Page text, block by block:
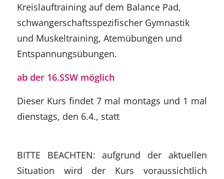
Kreislauftraining auf dem Balance Pad,
schwangerschaftsspezifischer Gymnastik
und Muskeltraining, Atemübungen und
Entspannungsübungen.
ab der 16.SSW möglich
Dieser Kurs findet 7 mal montags und 1 mal
dienstags, den 6.4., statt
BITTE BEACHTEN: aufgrund der aktuellen
Situation wird der Kurs voraussichtlich